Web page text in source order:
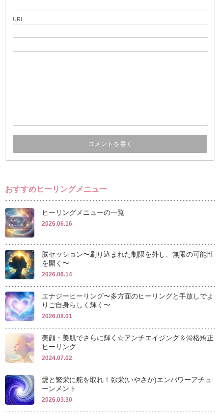
URL
おすすめヒーリングメニュー
ヒーリングメニューの一覧
2026.06.16
脳セッション〜刷り込まれた制限を外し、無限の可能性
を開く〜
2026.06.14
エナジーヒーリング〜多方面のヒーリングと手放しでよ
りご自身らしく輝く〜
2026.08.01
美顔・美肌でさらに輝く☆アンチエイジング＆骨格矯正
ヒーリング
2024.07.02
愛と繁栄に舵を取れ！弥栄(いやさか)エンパワーアチュ
ーンメント
2026.03.30